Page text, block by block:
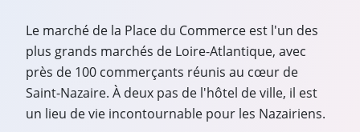
Le marché de la Place du Commerce est l'un des
plus grands marchés de Loire-Atlantique, avec
près de 100 commerçants réunis au cœur de
Saint-Nazaire. À deux pas de l'hôtel de ville, il est
un lieu de vie incontournable pour les Nazairiens.